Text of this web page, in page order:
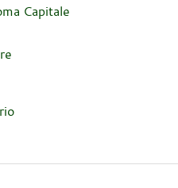
Capitale